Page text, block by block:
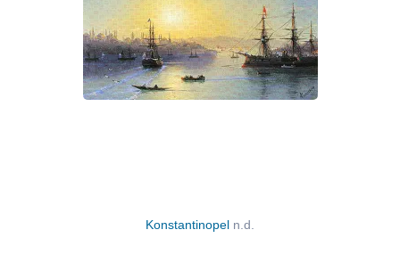
Konstantinopel n.d.